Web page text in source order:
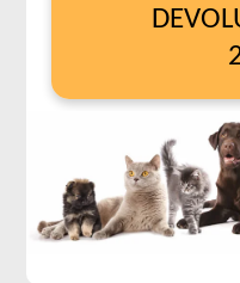
Sabrositos Adultos Pescado
Sabrositos Gato Adulto Mix
Sieger Criadores Gato All in
Sieger Gato Castrado
Sieger Gato Dermaprotect
Sieger Gato Hairball &